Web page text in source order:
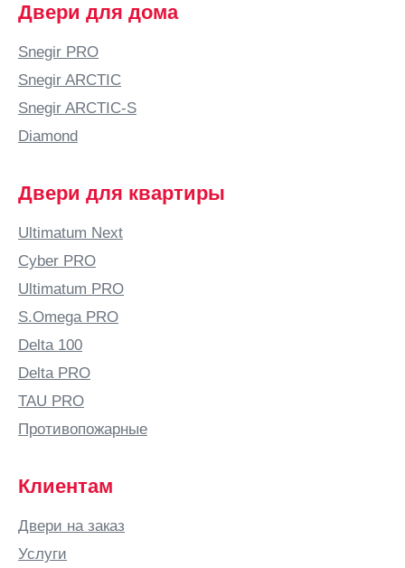
область)
Атырау
Аша
Б
Бабяково
Баку
Балаково
Балашиха
Балашов
Балтай
Барановичи
Барнаул
Барыш
Батайск
Белая
Калитва
Белгород
Белово
Двери для дома
Snegir PRO
Snegir ARCTIC
Snegir ARCTIC-S
Diamond
Двери для квартиры
Ultimatum Next
Cyber PRO
Ultimatum PRO
S.Omega PRO
Delta 100
Delta PRO
TAU PRO
Противопожарные
Клиентам
Двери на заказ
Услуги